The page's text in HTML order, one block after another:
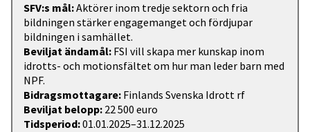
SFV:s mål:Aktörer inom tredje sektorn och fria
bildningen stärker engagemanget och fördjupar
bildningen i samhället.
Beviljat ändamål: FSI vill skapa mer kunskap inom
idrotts- och motionsfältet om hur man leder barn med
NPF.
Bidragsmottagare: Finlands Svenska Idrott rf
Beviljat belopp: 22 500 euro
Tidsperiod:01.01.2025–31.12.2025